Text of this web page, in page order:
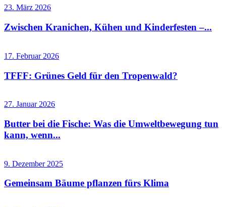
23. März 2026
Zwischen Kranichen, Kühen und Kinderfesten –...
17. Februar 2026
TFFF: Grünes Geld für den Tropenwald?
27. Januar 2026
Butter bei die Fische: Was die Umweltbewegung tun
kann, wenn...
9. Dezember 2025
Gemeinsam Bäume pflanzen fürs Klima